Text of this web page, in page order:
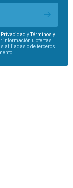
Privacidad yTérminos y
información u ofertas
afiliadas o de terceros.